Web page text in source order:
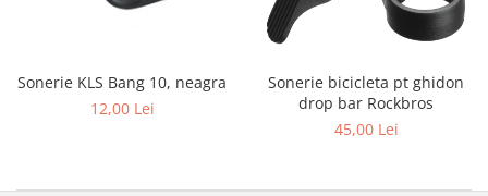
Sonerie KLS Bang 10, neagra
12,00 Lei
Sonerie bicicleta pt ghidon
drop bar Rockbros
45,00 Lei